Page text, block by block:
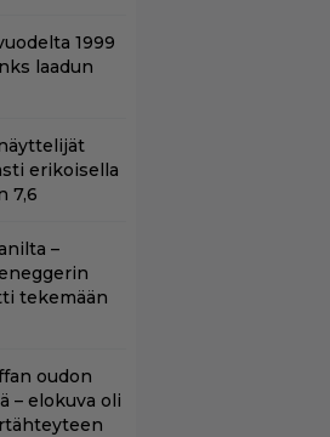
1999
laadun
erikoisella
7,6
–
tekemään
oudon
– elokuva oli